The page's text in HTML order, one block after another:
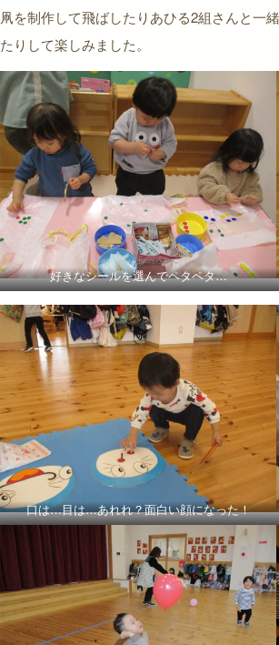
凧を制作して飛ばしたりあひる2組さんと一
たりして楽しみました。
好きなシールを選んでペタペタ…
口は…目は…あれれ？面白い顔になった！